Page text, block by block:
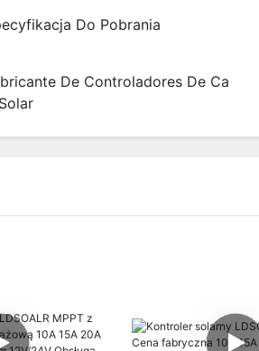
Do Pobrania
De Controladores De Ca